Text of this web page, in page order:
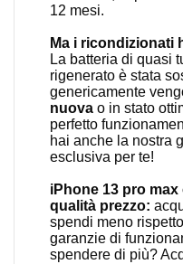
12 mesi.
Ma i ricondizionati
La batteria di quasi
rigenerato è stata
genericamente
nuova o in stato
perfetto
hai anche la nostra
esclusiva per te!
iPhone 13 pro
qualità prezzo:
spendi meno
garanzie di
spendere di più?